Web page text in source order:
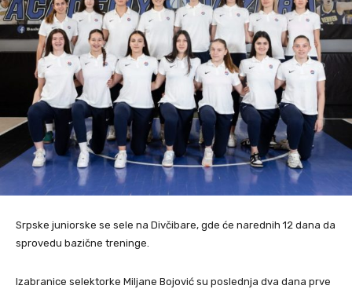
Srpske juniorske se sele na Divčibare, gde će narednih 12 dana da
sprovedu bazične treninge.
Izabranice selektorke Miljane Bojović su poslednja dva dana prve